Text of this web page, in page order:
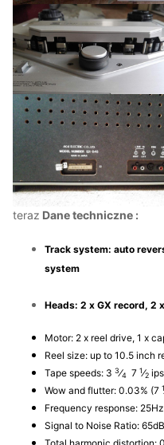
teraz Dane techniczne :
Track system: auto
system
Heads: 2 x GX record, 2
Motor: 2 x reel drive, 1 x
Reel size: up to 10.5 inch
Tape speeds: 3 3⁄4 7 1⁄2 ips
Wow and flutter: 0.03% (7 1
Frequency response:
Signal to Noise Ratio: 65dB